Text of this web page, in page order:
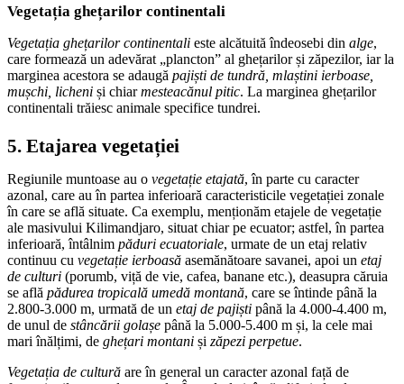
Vegetația ghețarilor continentali
Vegetația ghețarilor continentali este alcătuită îndeosebi din alge,
care formează un adevărat „plancton” al ghețarilor și zăpezilor, iar la
marginea acestora se adaugă pajiști de tundră, mlaștini ierboase,
mușchi, licheni și chiarmesteacănul pitic. La marginea ghețarilor
continentali trăiesc animale specifice tundrei.
5. Etajarea vegetației
Regiunile muntoase au o vegetație etajată, în parte cu caracter
azonal, care au în partea inferioară caracteristicile vegetației zonale
în care se află situate. Ca exemplu, menționăm etajele de vegetație
ale masivului Kilimandjaro, situat chiar pe ecuator; astfel, în partea
inferioară, întâlnim păduri ecuatoriale, urmate de un etaj relativ
continuu cu vegetație ierboasă asemănătoare savanei, apoi un etaj
de culturi (porumb, viță de vie, cafea, banane etc.), deasupra căruia
se află pădurea tropicală umedă montană, care se întinde până la
2.800-3.000 m, urmată de un etaj de pajiști până la 4.000-4.400 m,
de unul de stâncării golașe până la 5.000-5.400 m și, la cele mai
mari înălțimi, de ghețari montani și zăpezi perpetue.
Vegetația de cultură are în general un caracter azonal față de